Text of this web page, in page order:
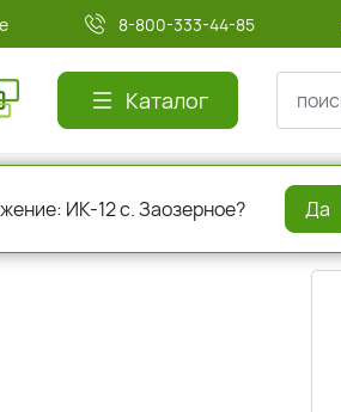
8-800-333-44-85
Каталог
ИК-12 с. Заозерное? Да